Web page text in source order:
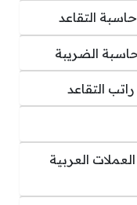
التقاعد
الضريبة
التقاعد
العربية